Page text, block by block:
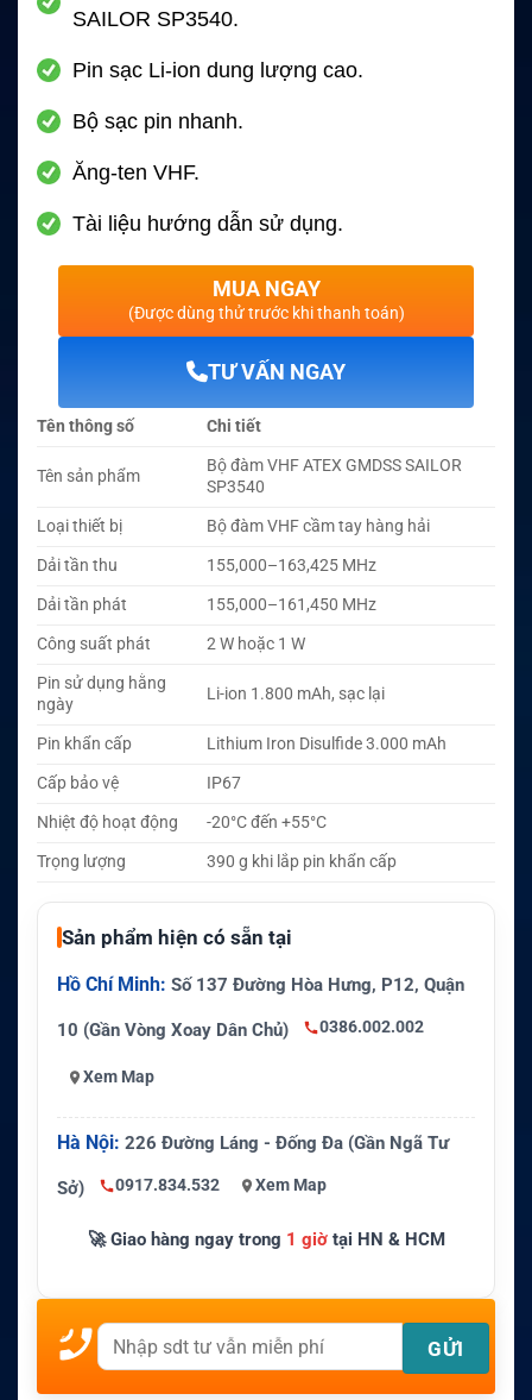
SAILOR SP3540.
Pin sạc Li-ion dung lượng cao.
Bộ sạc pin nhanh.
Ăng-ten VHF.
Tài liệu hướng dẫn sử dụng.
MUA NGAY
(Được dùng thử trước khi thanh toán)
TƯ VẤN NGAY
Tên thông số Chi tiết
Tên sản phẩm
Bộ đàm VHF ATEX GMDSS SAILOR
SP3540
Loại thiết bị
Bộ đàm VHF cầm tay hàng hải
Dải tần thu
155,000–163,425 MHz
Dải tần phát
155,000–161,450 MHz
Công suất phát
2 W hoặc 1 W
Pin sử dụng hằng
ngày
Li-ion 1.800 mAh, sạc lại
Pin khẩn cấp
Lithium Iron Disulfide 3.000 mAh
Cấp bảo vệ
IP67
Nhiệt độ hoạt động
-20°C đến +55°C
Trọng lượng
390 g khi lắp pin khẩn cấp
Sản phẩm hiện có sẵn tại
Hồ Chí Minh: Số 137 Đường Hòa Hưng, P12, Quận
10 (Gần Vòng Xoay Dân Chủ) 0386.002.002
Xem Map
Hà Nội: 226 Đường Láng - Đống Đa (Gần Ngã Tư
Sở) 0917.834.532 Xem Map
🚀 Giao hàng ngay trong 1 giờtại HN & HCM